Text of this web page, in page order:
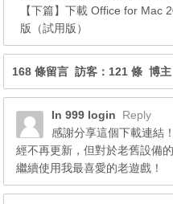
【下篇】下載 Office for Mac
版（試用版）
168 條留言 訪客：121 條 博
In 999 login
Reply
感謝分享這個下載連結
經不再更新，但對於老舊設備
繼續使用我最喜愛的老遊戲！